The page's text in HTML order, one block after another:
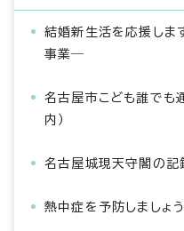
結婚新生活を応援し
事業―
名古屋市こども誰でも
内）
名古屋城現天守閣の記
熱中症を予防しましょう